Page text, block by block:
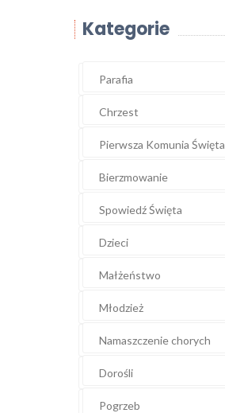
Kategorie
Parafia
Chrzest
Pierwsza Komunia Święta
Bierzmowanie
Spowiedź Święta
Dzieci
Małżeństwo
Młodzież
Namaszczenie chorych
Dorośli
Pogrzeb